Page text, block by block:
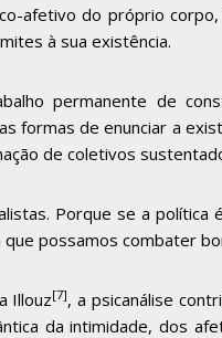
afetivo do próprio
à sua existência.
permanente de
formas de enunciar a
de coletivos
Porque se a
possamos combater
Illouz[7], a psicanálise
da intimidade,